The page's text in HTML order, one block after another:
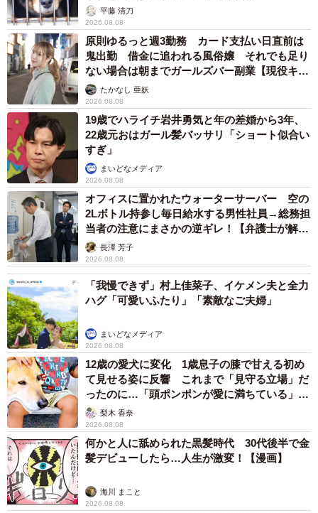
平藤 清刀
2026.08.08
原則ゆるっと週3勤務 カード支払い日直前は
鬼出勤 借金に追われる風俗嬢 それでも足り
ない場合は朝までガールズバー副業【現役キャ
ストに取材】
たかなし 亜妖
2026.08.08
19歳でハライチ岩井勇気と年の差婚から3年、
22歳元おはガール髪バッサリ「ショート似合い
すぎ」
まいどなメディア
2026.08.08
オフィスに置かれたウォーターサーバー 空の
2Lボトル持参し毎日給水する男性社員→総務担
当者の注意にまさかの逆ギレ！【弁護士が解
説】長澤 芳子
2026.08.08
「我慢できず」村上佳菜子、イケメン夫と全力
ハグ「可愛いふたり」「素敵なご夫婦」
まいどなメディア
2026.08.08
12歳の愛犬に変化 1歳息子の膝で甘える初め
て見せる姿に反響 これまで「見守る立場」だ
ったのに…「頭ポンポンが愛に満ちている」
「尊…」
梨木 香奈
2026.08.08
何かと人に舐められた黒髪時代 30代後半で金
髪デビューしたら…人生が激変！【漫画】
海川 まこと
2026.08.08